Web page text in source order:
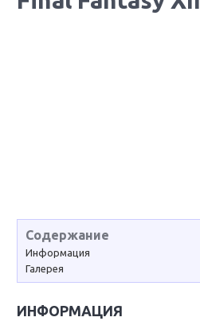
Содержание
Информация
Галерея
ИНФОРМАЦИЯ